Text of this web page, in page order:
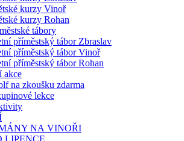
kurzy Vinoř
kurzy Rohan
tábory
příměstský tábor Zbraslav
příměstský tábor Vinoř
příměstský tábor Rohan
akce
na zkoušku zdarma
lekce
NA VINOŘI
LIPENCE